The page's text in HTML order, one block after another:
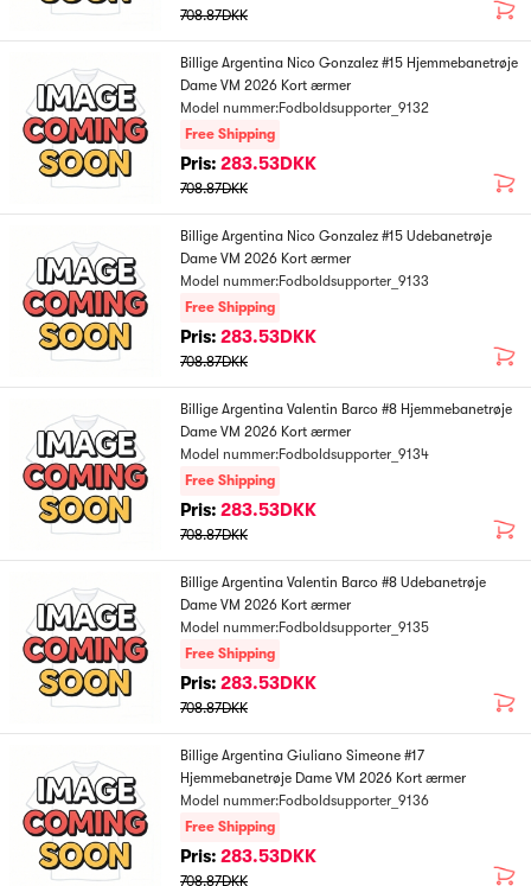
708.87DKK
Billige Argentina Nico Gonzalez #15 Hjemmebanetrøje
Dame VM 2026 Kort ærmer
Model nummer:Fodboldsupporter_9132
Free Shipping
Pris: 283.53DKK
708.87DKK
Billige Argentina Nico Gonzalez #15 Udebanetrøje
Dame VM 2026 Kort ærmer
Model nummer:Fodboldsupporter_9133
Free Shipping
Pris: 283.53DKK
708.87DKK
Billige Argentina Valentin Barco #8 Hjemmebanetrøje
Dame VM 2026 Kort ærmer
Model nummer:Fodboldsupporter_9134
Free Shipping
Pris: 283.53DKK
708.87DKK
Billige Argentina Valentin Barco #8 Udebanetrøje
Dame VM 2026 Kort ærmer
Model nummer:Fodboldsupporter_9135
Free Shipping
Pris: 283.53DKK
708.87DKK
Billige Argentina Giuliano Simeone #17
Hjemmebanetrøje Dame VM 2026 Kort ærmer
Model nummer:Fodboldsupporter_9136
Free Shipping
Pris: 283.53DKK
708.87DKK